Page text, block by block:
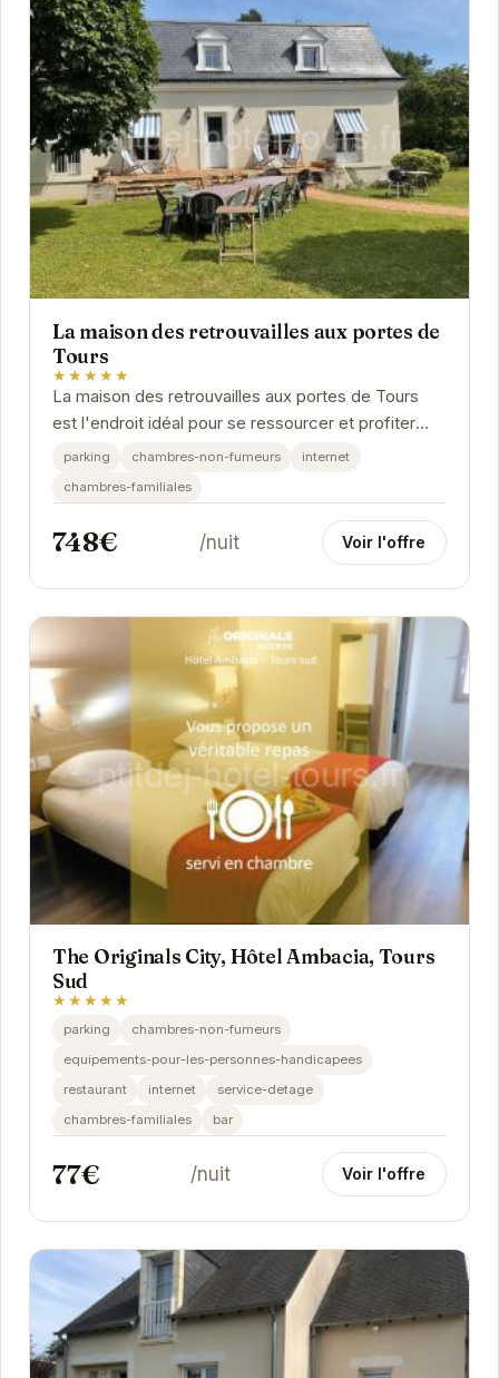
La maison des retrouvailles aux portes de
Tours
★★★★★
La maison des retrouvailles aux portes de Tours
est l'endroit idéal pour se ressourcer et profiter
d'un séjour paisible. Avec son atmosphère...
parking chambres-non-fumeurs
internet
chambres-familiales
748€ /nuit Voir l'offre
The Originals City, Hôtel Ambacia, Tours
Sud
★★★★★
parking
chambres-non-fumeurs
equipements-pour-les-personnes-handicapees
restaurant
internet
service-detage
chambres-familiales
bar
77€ /nuit Voir l'offre